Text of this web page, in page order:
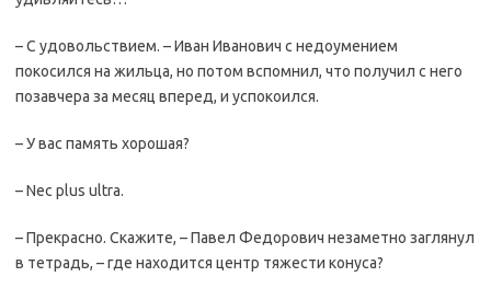
– С удовольствием. – Иван Иванович с недоумением
покосился на жильца, но потом вспомнил, что получил с него
позавчера за месяц вперед, и успокоился.
– У вас память хорошая?
– Nec plus ultra.
– Прекрасно. Скажите, – Павел Федорович незаметно заглянул
в тетрадь, – где находится центр тяжести конуса?